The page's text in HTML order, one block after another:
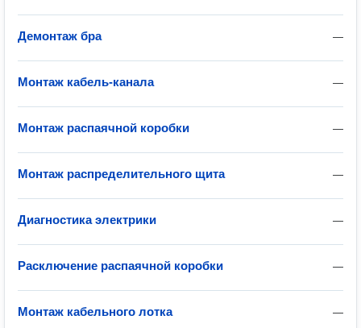
—
Демонтаж бра
—
Монтаж кабель-канала
—
Монтаж распаячной коробки
—
Монтаж распределительного щита
—
Диагностика электрики
—
Расключение распаячной коробки
—
Монтаж кабельного лотка